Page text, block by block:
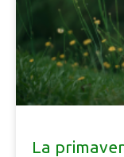
La